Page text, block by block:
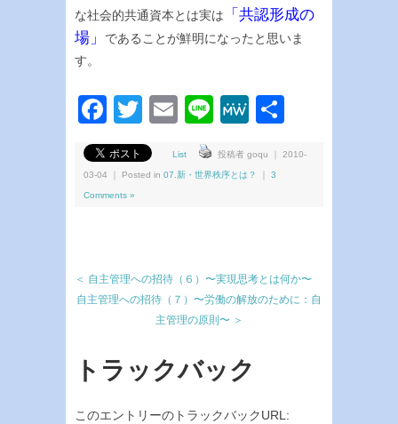
な社会的共通資本とは実は
「共認形成の
場」
であることが鮮明になったと思いま
す。
Facebook
Twitter
Email
LineMeWe
List 投稿者 goqu ｜ 2010-
03-04 ｜ Posted in 07.新・世界秩序とは？ 3
Comments »
＜ 自主管理への招待（６）〜実現思考とは何か〜
自主管理への招待（７）〜労働の解放のために：自
主管理の原則〜 ＞
トラックバック
このエントリーのトラックバックURL: